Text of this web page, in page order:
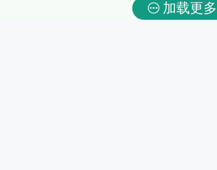
加载更多